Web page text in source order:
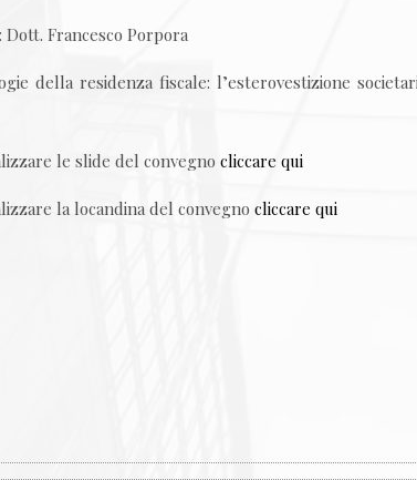
Dott. Francesco Porpora
della residenza fiscale: l’esterovestizione
le slide del convegno cliccare qui
la locandina del convegno cliccare qui